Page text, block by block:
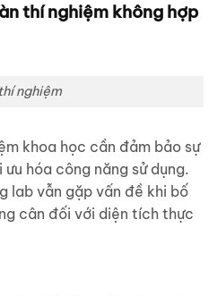
thí nghiệm không hợp
nghiệm
khoa học cần đảm bảo sự
hóa công năng sử dụng.
lab vẫn gặp vấn đề khi bố
cân đối với diện tích thực